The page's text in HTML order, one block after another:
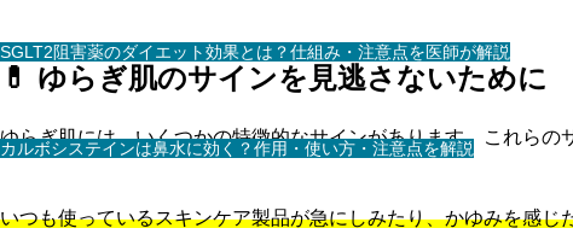
SGLT2阻害薬のダイエット効果とは？仕組み・注意点を医師が解説
カルボシステインは鼻水に効く？作用・使い方・注意点を解説
💊 ゆらぎ肌のサインを見逃さないために
ゆらぎ肌には、いくつかの特徴的なサインがあります。これらの
いつも使っているスキンケア製品が急にしみたり、かゆみを感